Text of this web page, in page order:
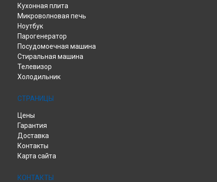
Кухонная плита
Микроволновая печь
Ноутбук
Парогенератор
Посудомоечная машина
Стиральная машина
Телевизор
Холодильник
СТРАНИЦЫ
Цены
Гарантия
Доставка
Контакты
Карта сайта
КОНТАКТЫ